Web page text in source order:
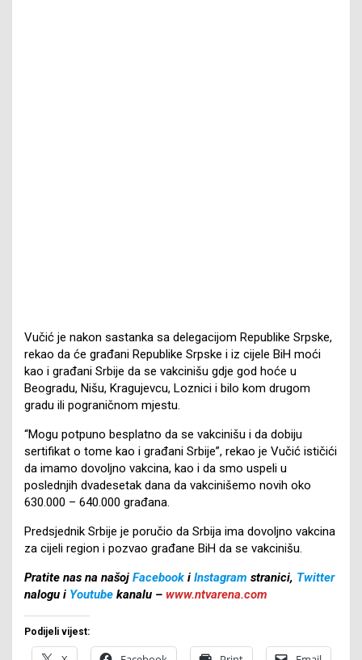
Vučić je nakon sastanka sa delegacijom Republike Srpske,
rekao da će građani Republike Srpske i iz cijele BiH moći
kao i građani Srbije da se vakcinišu gdje god hoće u
Beogradu, Nišu, Kragujevcu, Loznici i bilo kom drugom
gradu ili pograničnom mjestu.
“Mogu potpuno besplatno da se vakcinišu i da dobiju
sertifikat o tome kao i građani Srbije”, rekao je Vučić ističići
da imamo dovoljno vakcina, kao i da smo uspeli u
poslednjih dvadesetak dana da vakcinišemo novih oko
630.000 – 640.000 građana.
Predsjednik Srbije je poručio da Srbija ima dovoljno vakcina
za cijeli region i pozvao građane BiH da se vakcinišu.
Pratite nas na našoj Facebook i Instagram stranici, Twitter
nalogu i Youtube kanalu – www.ntvarena.com
Podijeli vijest: